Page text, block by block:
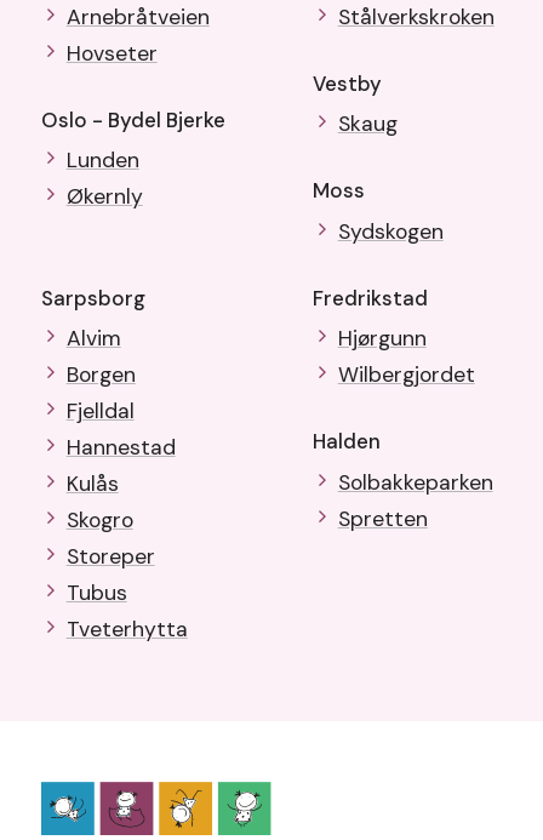
Arnebråtveien
Hovseter
Oslo - Bydel Bjerke
Lunden
Økernly
Stålverkskroken
Vestby
Skaug
Moss
Sydskogen
Sarpsborg
Alvim
Borgen
Fjelldal
Hannestad
Kulås
Skogro
Storeper
Tubus
Tveterhytta
Fredrikstad
Hjørgunn
Wilbergjordet
Halden
Solbakkeparken
Spretten